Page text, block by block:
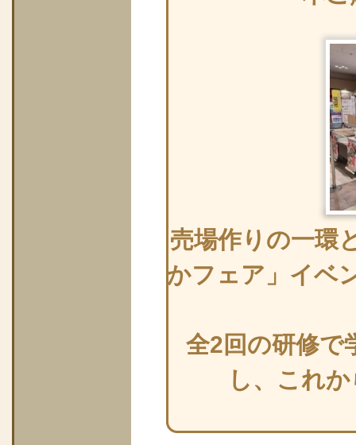
売場作りの一環
かフェア」イベ
全2回の研修で
し、これ